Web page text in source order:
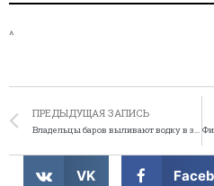
^
ПРЕДЫДУЩАЯ ЗАПИСЬ
Владельцы баров выливают водку в знак протеста против русского закона
VK